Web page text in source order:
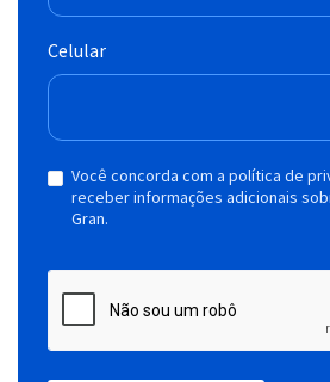
Celular
Você concorda com a política de
receber informações adicionais
Gran.